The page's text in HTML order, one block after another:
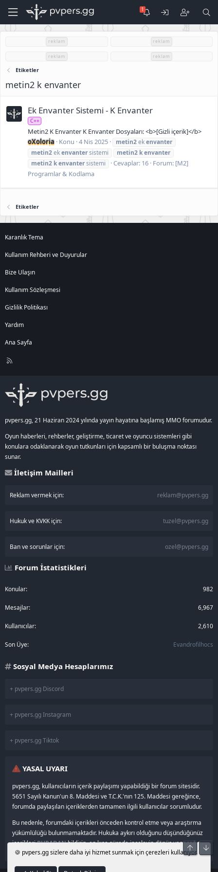
reklam reklam
reklam reklam
Etiketler
metin2 k envanter
Ek Envanter Sistemi - K Envanter
C++
Metin2 K Envanter K Envanter Dosyaları: <b>[Gizli içerik]</b>
oXoloria Konu 4 Nis 2025 metin2ekenvanter
metin2ekenvantersistemi metin2 kenvanter
metin2 kenvantersistemi Cevaplar: 16 Forum: [M2]
Programlar & Kodlama
Etiketler
Karanlık Tema
Kullanım Rehberi ve Duyurular
Bize Ulaşın
Kullanım Sözleşmesi
Gizlilik Politikası
Yardım
Ana Sayfa
R
pvpers.gg, 21 Haziran 2024 yılında yayın hayatına başlamış MMO forumudur.
Oyun haberleri, rehberler, geliştirme, ticaret ve oyuncu sistemleri gibi
konulara odaklanarak oyun tutkunları için kapsamlı bir buluşma noktası
sunar.
İletişim Mailleri
Reklam vermek için: reklam@pvpers.gg
Hukuk ve KVKK için: tuzel@pvpers.gg
Ban ve sorunlar için: ozel@pvpers.gg
Forum İstatistikleri
Konular 982
Mesajlar 6,967
Kullanıcılar 2,610
Son Üye Evandrofilhocs
Sosyal Medya Hesaplarımız
+ pvpers.gg Discord
+ pvpers.gg Instagram
+ pvpers.gg Tiktok
YASAL UYARI
pvpers.gg, kullanıcıların içerik paylaşımı yapabildiği bir forum sitesidir.
5651 Sayılı Kanun'un 8. Maddesi ve T.C.K.'nın 125. Maddesi gereğince,
forumda paylaşılan içeriklerden tamamen ilgili kullanıcılar sorumludur.
Bu nedenle, forumdaki içerikleri önceden kontrol etme veya araştırma
yükümlülüğü bulunmamaktadır. Hukuka aykırı olduğunu düşündüğünüz
içerikleriBURADANbildirin, en kısa sürede inceleyip dönüş yapacağız.
🍪 pvpers.gg sizlere daha iyi hizmet sunmak için çerezleri kullanıyor.
Üst Alt